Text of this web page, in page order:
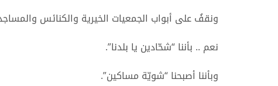
ونقفُ على أبواب الجمعيات الخيرية والكنائس
نعم .. بأننا “شحّادين يا بلدنا”.
وبأننا أصبحنا “شويّة مساكين”.